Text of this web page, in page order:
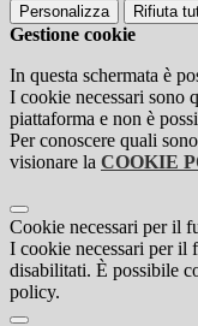
Personalizza Rifiuta
Gestione cookie
In questa schermata è
I cookie necessari sono
piattaforma e non è
Per conoscere quali
visionare la COOKIE
Cookie necessari per il
I cookie necessari per il
disabilitati. È possibile
policy.